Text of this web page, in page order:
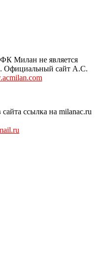
Милан не является
Официальный сайт A.C.
ссылка на milanac.ru